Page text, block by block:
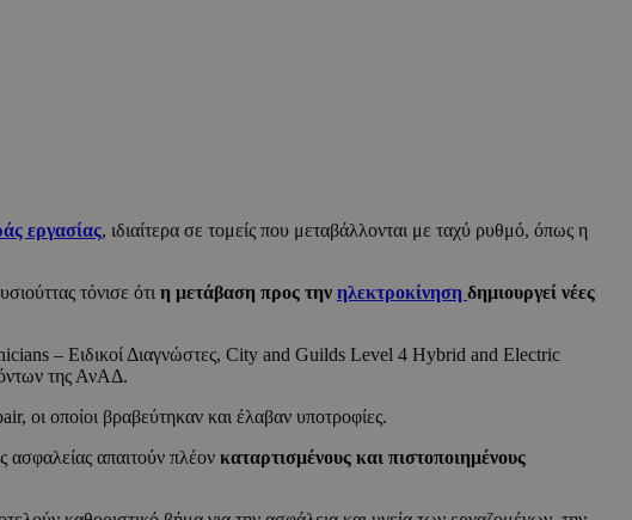
εργασίας, ιδιαίτερα σε τομείς που μεταβάλλονται με ταχύ ρυθμό, όπως η
τόνισε ότι η μετάβαση προς την ηλεκτροκίνηση δημιουργεί νέες
– Ειδικοί Διαγνώστες, City and Guilds Level 4 Hybrid and Electric
της ΑνΑΔ.
οι οποίοι βραβεύτηκαν και έλαβαν υποτροφίες.
ασφαλείας απαιτούν πλέον καταρτισμένους και πιστοποιημένους